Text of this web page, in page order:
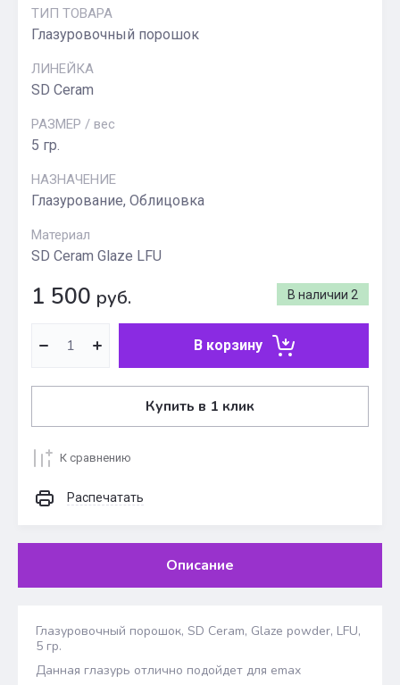
ТИП ТОВАРА
Глазуровочный порошок
ЛИНЕЙКА
SD Ceram
РАЗМЕР / вес
5 гр.
НАЗНАЧЕНИЕ
Глазурование, Облицовка
Материал
SD Ceram Glaze LFU
В наличии 2
1 500 руб.
В корзину
Купить в 1 клик
К сравнению
Распечатать
Описание
Глазуровочный порошок, SD Ceram, Glaze powder, LFU,
5 гр.
Данная глазурь отлично подойдет для emax